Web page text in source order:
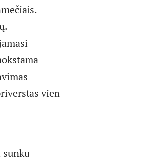
vien
sunku